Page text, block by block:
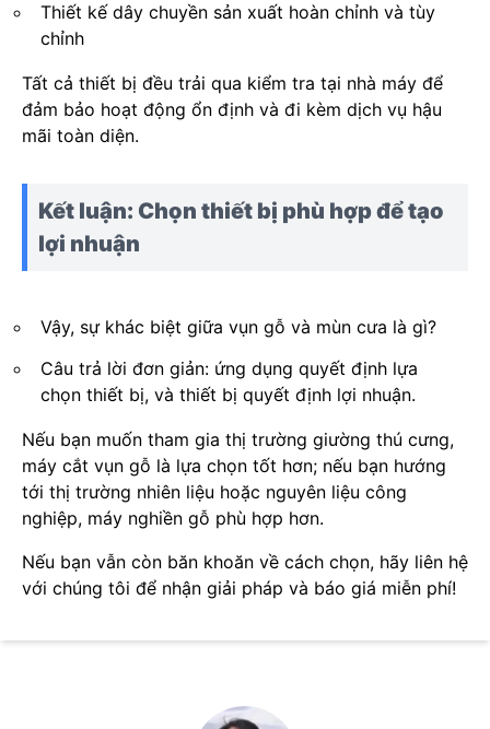
Thiết kế dây chuyền sản xuất hoàn chỉnh và tùy
chỉnh
Tất cả thiết bị đều trải qua kiểm tra tại nhà máy để
đảm bảo hoạt động ổn định và đi kèm dịch vụ hậu
mãi toàn diện.
Kết luận: Chọn thiết bị phù hợp để tạo
lợi nhuận
Vậy, sự khác biệt giữa vụn gỗ và mùn cưa là gì?
Câu trả lời đơn giản: ứng dụng quyết định lựa
chọn thiết bị, và thiết bị quyết định lợi nhuận.
Nếu bạn muốn tham gia thị trường giường thú cưng,
máy cắt vụn gỗ là lựa chọn tốt hơn; nếu bạn hướng
tới thị trường nhiên liệu hoặc nguyên liệu công
nghiệp, máy nghiền gỗ phù hợp hơn.
Nếu bạn vẫn còn băn khoăn về cách chọn, hãy liên hệ
với chúng tôi để nhận giải pháp và báo giá miễn phí!